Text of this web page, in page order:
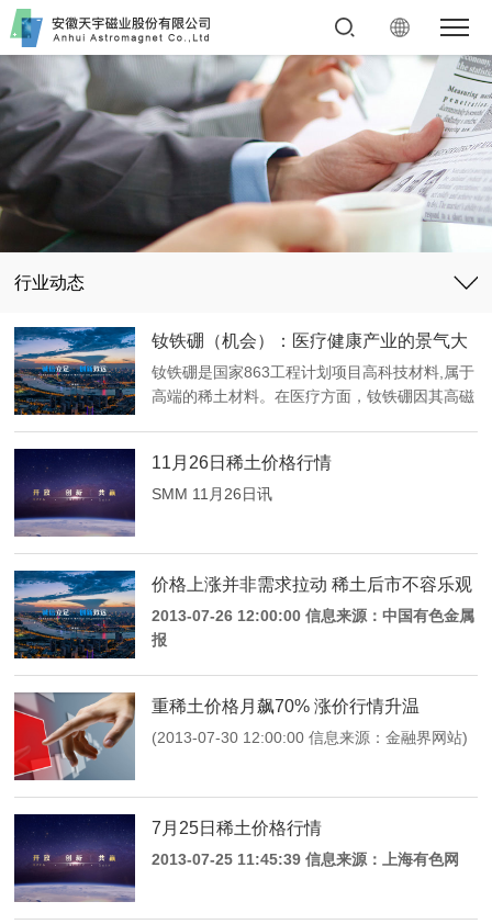
行业动态
钕铁硼（机会）：医疗健康产业的景气大
周期
钕铁硼是国家863工程计划项目高科技材料,属于
高端的稀土材料。在医疗方面，钕铁硼因其高磁
11月26日稀土价格行情
SMM 11月26日讯
价格上涨并非需求拉动 稀土后市不容乐观
2013-07-26 12:00:00 信息来源：中国有色金属
报
重稀土价格月飙70% 涨价行情升温
(2013-07-30 12:00:00 信息来源：金融界网站)
7月25日稀土价格行情
2013-07-25 11:45:39 信息来源：上海有色网